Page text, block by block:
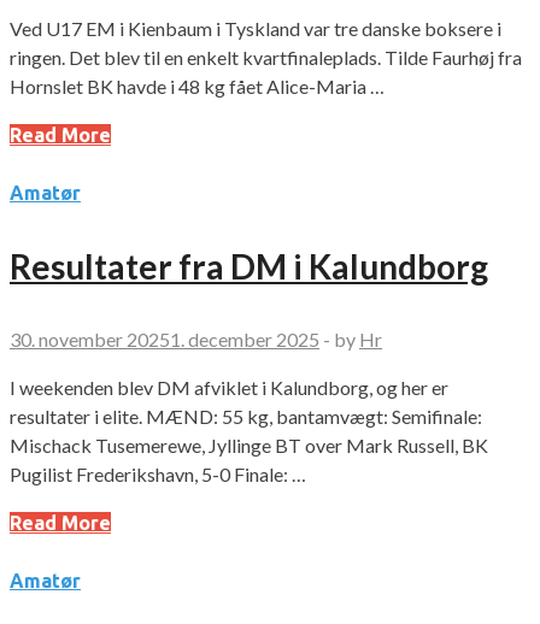
Ved U17 EM i Kienbaum i Tyskland var tre danske boksere i
ringen. Det blev til en enkelt kvartfinaleplads. Tilde Faurhøj fra
Hornslet BK havde i 48 kg fået Alice-Maria …
Read More
Amatør
Resultater fra DM i Kalundborg
30. november 20251. december 2025 - by Hr
I weekenden blev DM afviklet i Kalundborg, og her er
resultater i elite. MÆND: 55 kg, bantamvægt: Semifinale:
Mischack Tusemerewe, Jyllinge BT over Mark Russell, BK
Pugilist Frederikshavn, 5-0 Finale: …
Read More
Amatør